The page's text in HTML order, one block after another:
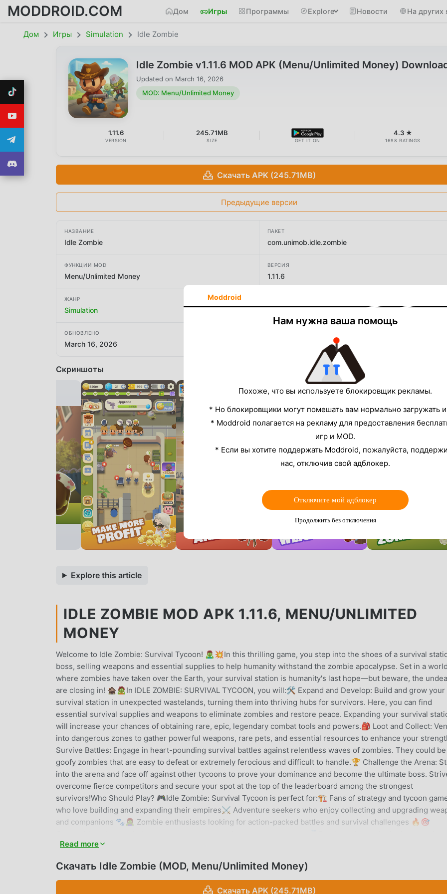
MODDROID.COM Дом Игры Программы Explore Новости На других
Дом Игры Simulation Idle Zombie
Idle Zombie v1.11.6 MOD APK (Menu/Unlimited Money)
Updated on March 16, 2026
MOD: Menu/Unlimited Money
1.11.6
VERSION
245.71MB
SIZE GET IT ON
4.3 ★
1698 RATINGS
Скачать APK (245.71MB)
Предыдущие версии
НАЗВАНИЕ
Idle Zombie
ПАКЕТ
com.unimob.idle.zombie
ФУНКЦИИ MOD
Menu/Unlimited Money
ВЕРСИЯ
1.11.6
ЖАНР
Simulation Unimob Games
ОБНОВЛЕНО
March 16, 2026
Скриншоты
Explore this article
IDLE ZOMBIE MOD APK 1.11.6, MENU/UNLIMITED
MONEY
Welcome to Idle Zombie: Survival Tycoon! 🧟‍♂️💥In this thrilling game, you step into the shoes of a survival
boss, selling weapons and essential supplies to help humanity withstand the zombie apocalypse. Set in a world
where zombies have taken over the Earth, your survival station is humanity's last hope—but beware, the
are closing in! 🏚️🧟In IDLE ZOMBIE: SURVIVAL TYCOON, you will:🛠️ Expand and Develop: Build and grow your
survival station in unexpected wastelands, turning them into thriving hubs for survivors. Here, you can find
essential survival supplies and weapons to eliminate zombies and restore peace. Expanding your survival
will increase your chances of obtaining rare, epic, legendary combat tools and powers.🎒 Loot and Collect:
into dangerous zones to gather powerful weapons, rare pets, and essential resources to enhance your
Survive Battles: Engage in heart-pounding survival battles against relentless waves of zombies. They could be
goofy zombies that are easy to defeat or extremely ferocious and difficult to handle.🏆 Challenge the Arena:
into the arena and face off against other tycoons to prove your dominance and become the ultimate boss.
overcome fierce competitors and secure your spot at the top of the leaderboard among the strongest
survivors!Who Should Play? 🎮Idle Zombie: Survival Tycoon is perfect for:🏗️ Fans of strategy and tycoon
who love building and expanding their empires⚔️ Adventure seekers who enjoy collecting and upgrading
and companions 🐾🧟‍♀️ Zombie enthusiasts looking for action-packed battles and survival challenges 🔥🎯
The zombie world awaits—how will you survive? 🕹️👑Download IDLE ZOMBIE: SURVIVAL TYCOON now to find
IDLE ZOMBIE ВВЕДЕНИЕ
Idle Zombie В последнее время очень популярная игра simulation завоевала множество поклонников по
Read more
Скачать Idle Zombie (MOD, Menu/Unlimited Money)
Скачать APK (245.71MB)
Moddroid
Нам нужна ваша помощь
Похоже, что вы используете блокировщик рекламы.
* Но блокировщики могут помешать вам нормально загружать
* Moddroid полагается на рекламу для предоставления
игр и MOD.
* Если вы хотите поддержать Moddroid, пожалуйста,
нас, отключив свой адблокер.
Отключите мой адблокер
Продолжить без отключения